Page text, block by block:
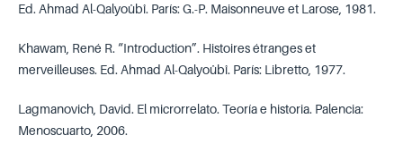
Ed. Ahmad Al-Qalyoûbî. París: G.-P. Maisonneuve et Larose, 1981.
Khawam, René R. “Introduction”. Histoires étranges et
merveilleuses. Ed. Ahmad Al-Qalyoûbî. París: Libretto, 1977.
Lagmanovich, David. El microrrelato. Teoría e historia. Palencia:
Menoscuarto, 2006.